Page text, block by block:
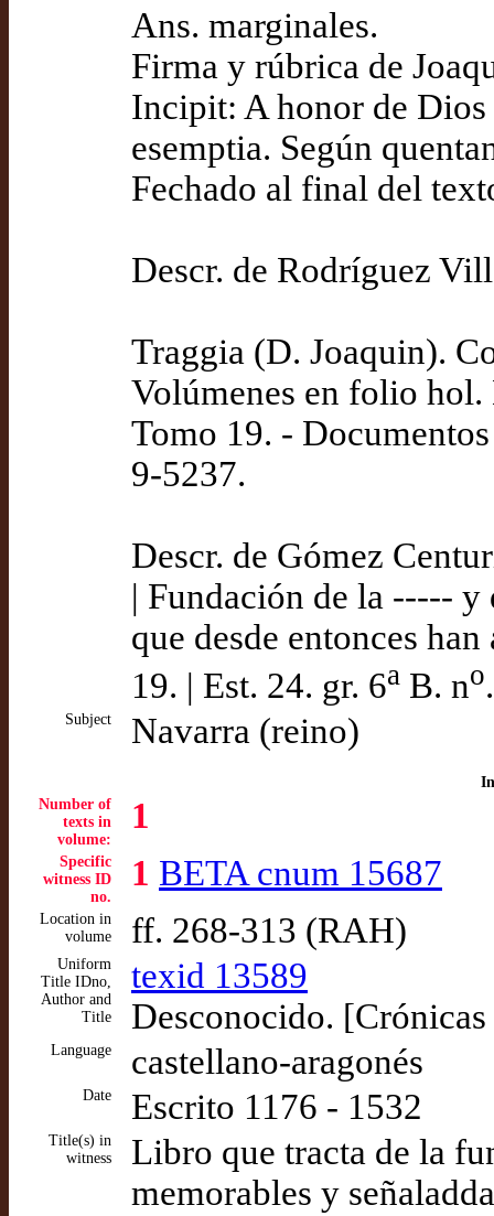
Ans. marginales.
Firma y rúbrica de
Incipit: A honor de Dios
esemptia. Según
Fechado al final del
Descr. de Rodríguez
Traggia (D. Joaquin).
Volúmenes en folio
Tomo 19. -
9-5237.
Descr. de Gómez
| Fundación de la ----- y
que desde entonces
19. | Est. 24. gr. 6a B. no
Subject Navarra (reino)
Number of
texts in
volume:
1
Specific
witness ID
no.
1 BETA cnum 15687
Location in
volume
ff. 268-313 (RAH)
Uniform
Title IDno,
Author and
Title
texid 13589
Desconocido.
Language castellano-aragonés
Date Escrito 1176 - 1532
Title(s) in
witness
Libro que tracta de la
memorables y